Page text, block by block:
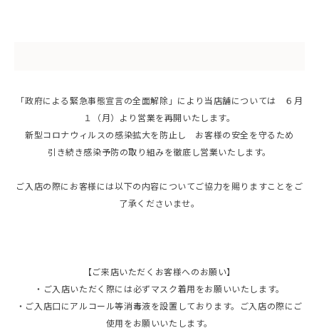
「政府による緊急事態宣言の全面解除」により当店舗については ６月
１（月）より営業を再開いたします。
新型コロナウィルスの感染拡大を防止し お客様の安全を守るため
引き続き感染予防の取り組みを徹底し営業いたします。
ご入店の際にお客様には以下の内容についてご協力を賜りますことをご
了承くださいませ。
【ご来店いただくお客様へのお願い】
・ご入店いただく際には必ずマスク着用をお願いいたします。
・ご入店口にアルコール等消毒液を設置しております。ご入店の際にご
使用をお願いいたします。